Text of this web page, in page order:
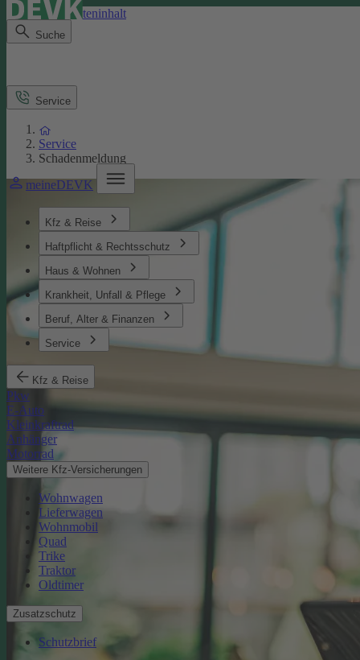
Direkt zum Seiteninhalt
Suche
meineDEVK
Kfz & Reise
Haftpflicht & Rechtsschutz
Haus & Wohnen
Krankheit, Unfall & Pflege
Beruf, Alter & Finanzen
Service
Kfz & Reise
Pkw
E-Auto
Kleinkraftrad
Anhänger
Motorrad
Weitere Kfz-Versicherungen
Wohnwagen
Lieferwagen
Wohnmobil
Quad
Trike
Traktor
Oldtimer
Zusatzschutz
Schutzbrief
Service
Service
Schadenmeldung